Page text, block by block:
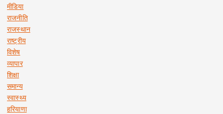
मीडिया
राजनीति
राजस्थान
राष्ट्रीय
विशेष
व्यापार
शिक्षा
समान्य
स्वास्थ्य
हरियाणा